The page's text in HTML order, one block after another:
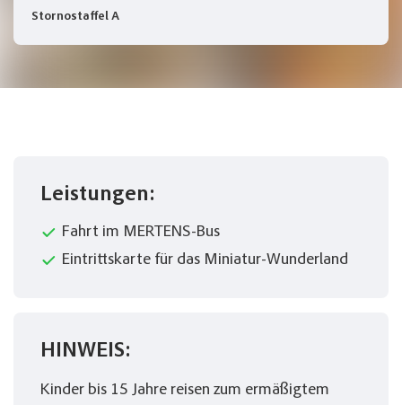
Stornostaffel A
Leistungen:
Fahrt im MERTENS-Bus
Eintrittskarte für das Miniatur-Wunderland
HINWEIS:
Kinder bis 15 Jahre reisen zum ermäßigtem